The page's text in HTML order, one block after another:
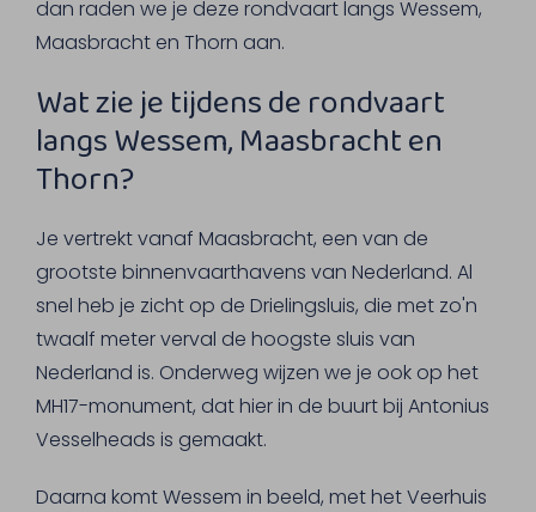
dan raden we je deze rondvaart langs Wessem,
Maasbracht en Thorn aan.
Wat zie je tijdens de rondvaart
langs Wessem, Maasbracht en
Thorn?
Je vertrekt vanaf Maasbracht, een van de
grootste binnenvaarthavens van Nederland. Al
snel heb je zicht op de Drielingsluis, die met zo'n
twaalf meter verval de hoogste sluis van
Nederland is. Onderweg wijzen we je ook op het
MH17-monument, dat hier in de buurt bij Antonius
Vesselheads is gemaakt.
Daarna komt Wessem in beeld, met het Veerhuis